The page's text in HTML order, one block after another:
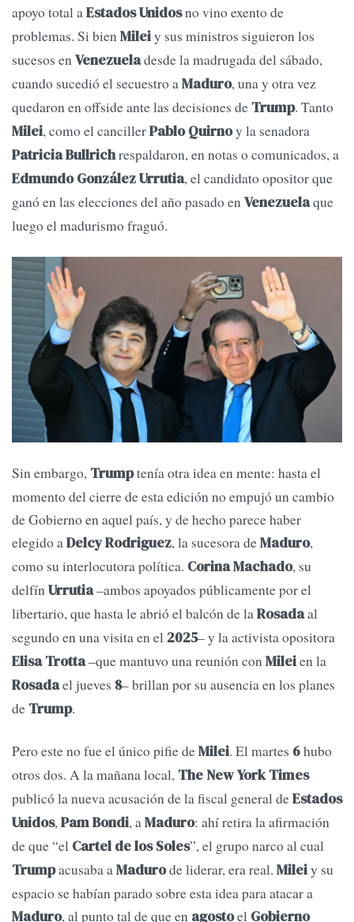
apoyo total aEstados Unidosno vino exento de
problemas. Si bienMileiy sus ministros siguieron los
sucesos enVenezueladesde la madrugada del sábado,
cuando sucedió el secuestro aMaduro, una y otra vez
quedaron en offside ante las decisiones de Trump. Tanto
Milei, como el cancillerPablo Quirnoy la senadora
Patricia Bullrichrespaldaron, en notas o comunicados, a
Edmundo González Urrutia, el candidato opositor que
ganó en las elecciones del año pasado enVenezuelaque
luego el madurismo fraguó.
Sin embargo, Trumptenía otra idea en mente: hasta el
momento del cierre de esta edición no empujó un cambio
de Gobierno en aquel país, y de hecho parece haber
elegido aDelcy Rodriguez, la sucesora deMaduro,
como su interlocutora política. Corina Machado, su
delfínUrrutia–ambos apoyados públicamente por el
libertario, que hasta le abrió el balcón de laRosadaal
segundo en una visita en el 2025– y la activista opositora
Elisa Trotta–que mantuvo una reunión conMileien la
Rosadael jueves 8– brillan por su ausencia en los planes
de Trump.
Pero este no fue el único pifie deMilei. El martes 6hubo
otros dos. A la mañana local, The New York Times
publicó la nueva acusación de la fiscal general deEstados
Unidos,Pam Bondi, aMaduro: ahí retira la afirmación
de que “el Cartel de los Soles”, el grupo narco al cual
Trumpacusaba aMadurode liderar, era real. Mileiy su
espacio se habían parado sobre esta idea para atacar a
Maduro, al punto tal de que en agostoel Gobierno